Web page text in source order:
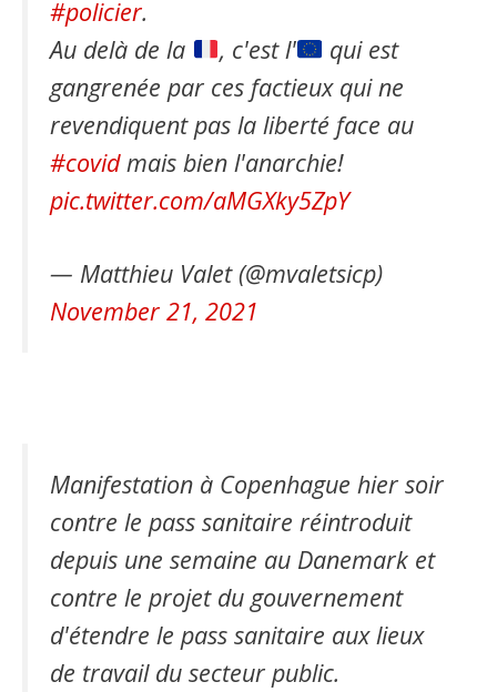
#policier.
Au delà de la
, c'est l'
qui est
gangrenée par ces factieux qui ne
revendiquent pas la liberté face au
#covidmais bien l'anarchie!
pic.twitter.com/aMGXky5ZpY
— Matthieu Valet (@mvaletsicp)
November 21, 2021
Manifestation à Copenhague hier soir
contre le pass sanitaire réintroduit
depuis une semaine au Danemark et
contre le projet du gouvernement
d'étendre le pass sanitaire aux lieux
de travail du secteur public.